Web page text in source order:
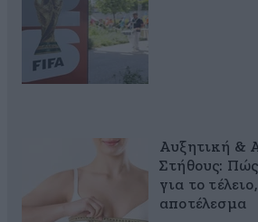
Αυξητική &
Στήθους:
για το
αποτέλεσμα